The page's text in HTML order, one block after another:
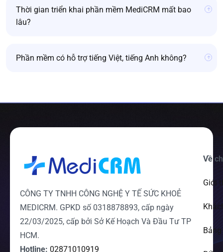
Thời gian triển khai phần mềm MediCRM mất bao
lâu?
Phần mềm có hỗ trợ tiếng Việt, tiếng Anh không?
CÔNG TY TNHH CÔNG NGHỆ Y TẾ SỨC KHOẺ
MEDICRM. GPKD số 0318878893, cấp ngày
22/03/2025, cấp bởi Sở Kế Hoạch Và Đầu Tư TP
HCM.
Hotline: 02871010919
Về
Giới